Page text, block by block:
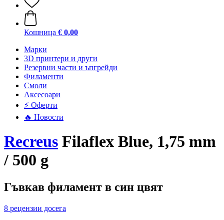
Кошница € 0,00
Mарки
3D принтери и други
Резервни части и ъпгрейди
Филаменти
Смоли
Аксесоари
⚡ Оферти
🔥 Новости
Recreus Filaflex Blue, 1,75 mm
/ 500 g
Гъвкав филамент в син цвят
8 рецензии досега